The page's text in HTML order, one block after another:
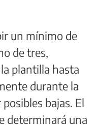
un mínimo de
de tres,
plantilla hasta
durante la
bajas. El
determinará una